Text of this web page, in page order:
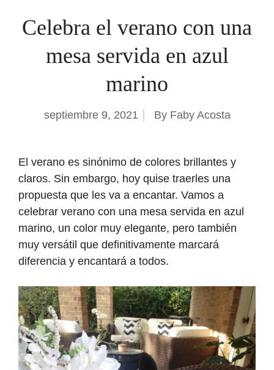
Celebra el verano con una
mesa servida en azul
marino
septiembre 9, 2021 By Faby Acosta
El verano es sinónimo de colores brillantes y
claros. Sin embargo, hoy quise traerles una
propuesta que les va a encantar. Vamos a
celebrar verano con una mesa servida en azul
marino, un color muy elegante, pero también
muy versátil que definitivamente marcará
diferencia y encantará a todos.